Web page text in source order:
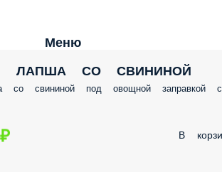
Меню
ЛАПША СО СВИНИНОЙ
со свининой под овощной заправкой с
В